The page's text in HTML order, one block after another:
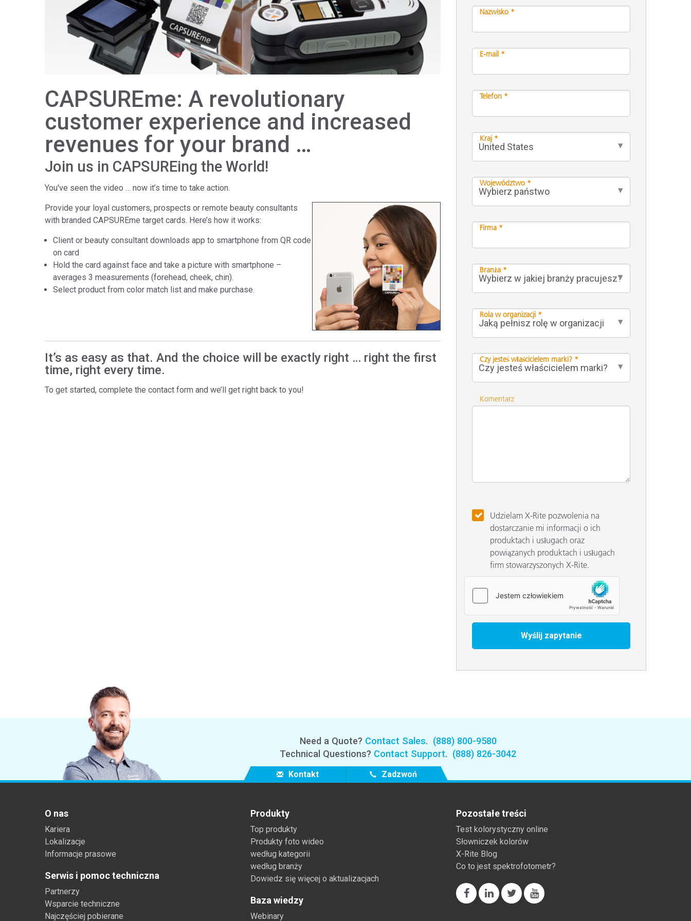
Tworzywa sztuczne Branża papiernicza
Materiały budowlane
Dobra trwałe
CAPSUREme: A revolutionary
customer experience and increased
revenues for your brand …
Join us in CAPSUREing the World!
You've seen the video … now it’s time to take action.
Provide your loyal customers, prospects or remote beauty consultants
with branded CAPSUREme target cards. Here’s how it works:
Client or beauty consultant downloads app to smartphone from QR code
on card
Hold the card against face and take a picture with smartphone –
averages 3 measurements (forehead, cheek, chin).
Select product from color match list and make purchase.
It’s as easy as that. And the choice will be exactly right … right the first
time, right every time.
To get started, complete the contact form and we’ll get right back to you!
Nazwisko *
E-mail *
Telefon *
Kraj *
Województwo *
Firma *
Branża *
Rola w organizacji *
Czy jesteś właścicielem marki? *
Komentarz
Udzielam X-Rite pozwolenia na
dostarczanie mi informacji o ich
produktach i usługach oraz
powiązanych produktach i usługach
firm stowarzyszonych X-Rite.
Need a Quote? Contact Sales. (888) 800-9580
Technical Questions? Contact Support. (888) 826-3042
Kontakt Zadzwoń
O nas
Kariera
Lokalizacje
Informacje prasowe
Serwis i pomoc techniczna
Partnerzy
Wsparcie techniczne
Najczęściej pobierane
Produkty
Top produkty
Produkty foto wideo
według kategorii
według branży
Dowiedz się więcej o aktualizacjach
Baza wiedzy
Webinary
Pozostałe treści
Test kolorystyczny online
Słowniczek kolorów
X-Rite Blog
Co to jest spektrofotometr?